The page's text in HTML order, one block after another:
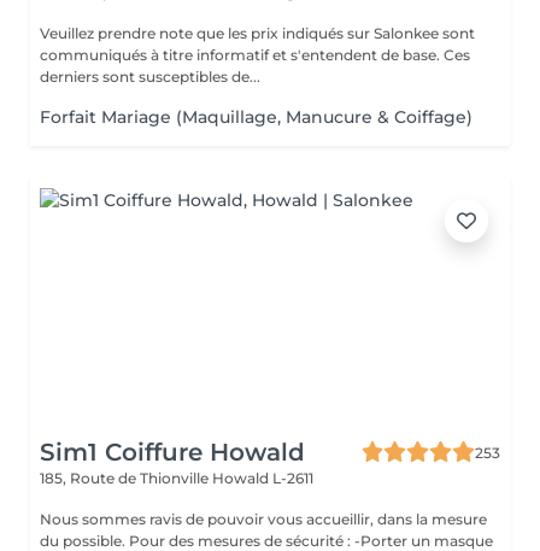
Veuillez prendre note que les prix indiqués sur Salonkee sont
communiqués à titre informatif et s'entendent de base. Ces
derniers sont susceptibles de...
Forfait Mariage (Maquillage, Manucure & Coiffage)
Sim1 Coiffure Howald
253
185, Route de Thionville Howald L-2611
Nous sommes ravis de pouvoir vous accueillir, dans la mesure
du possible. Pour des mesures de sécurité : -Porter un masque